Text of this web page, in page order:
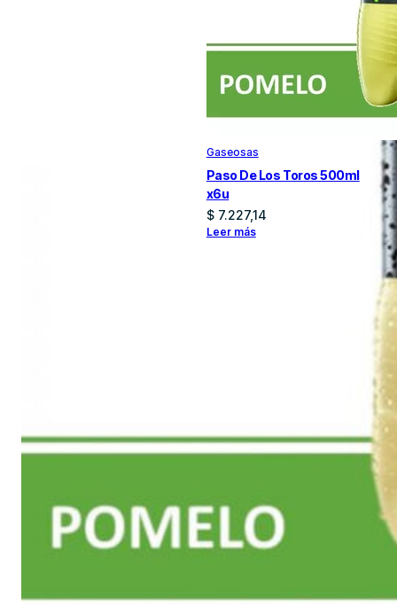
Gaseosas
Paso De Los Toros 500ml
x6u
$7.227,14
Leer más